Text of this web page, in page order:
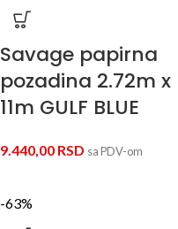
Savage papirna
pozadina 2.72m x
11m GULF BLUE
9.440,00 RSD sa PDV-om
-63%